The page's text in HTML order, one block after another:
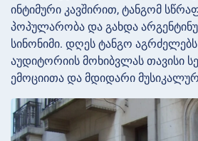
ინტიმური კავშირით, ტანგომ
პოპულარობა და გახდა
სინონიმი. დღეს ტანგო
აუდიტორიის მოხიბვლას თავისი
ემოციითა და მდიდარი